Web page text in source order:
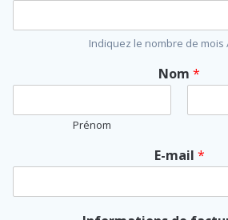
Indiquez le nombre de mois
Nom *
Prénom
E-mail *